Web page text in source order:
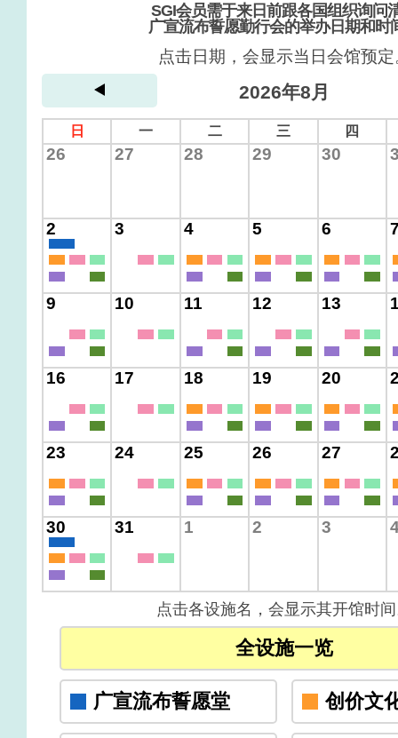
SGI会员需于来日前跟各国组织询问
广宣流布誓愿勤行会的举办日期和时
点击日期，会显示当日会馆预定
2026年8月
日 一 二 三 四
26 27 28 29 30
2 3 4 5 6
9 10 11 12 13
16 17 18 19 20
23 24 25 26 27
30 31 1 2 3
点击各设施名，会显示其开馆时
全设施一览
广宣流布誓愿堂 创价文